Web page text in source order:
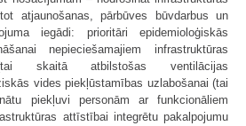
atjaunošanas, pārbūves būvdarbus un
iegādi: prioritāri epidemioloģiskās
nepieciešamajiem infrastruktūras
skaitā atbilstošas ventilācijas
vides piekļūstamības uzlabošanai (tai
piekļuvi personām ar funkcionāliem
attīstībai integrētu pakalpojumu